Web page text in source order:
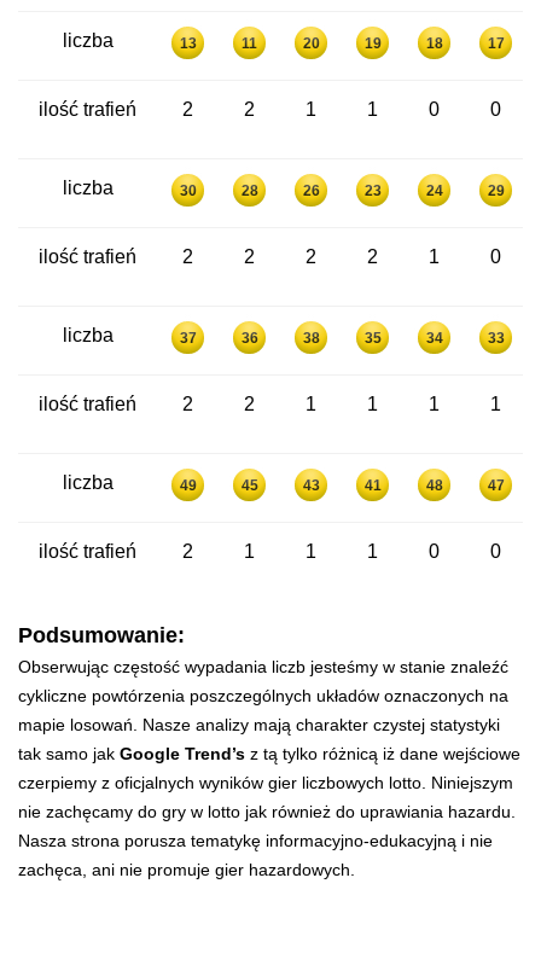
liczba 13 11 20 19 18 17
ilość trafień 2 2 1 1 0 0
liczba 30 28 26 23 24 29
ilość trafień 2 2 2 2 1 0
liczba 37 36 38 35 34 33
ilość trafień 2 2 1 1 1 1
liczba 49 45 43 41 48 47
ilość trafień 2 1 1 1 0 0
Podsumowanie:
Obserwując częstość wypadania liczb jesteśmy w stanie znaleźć
cykliczne powtórzenia poszczególnych układów oznaczonych na
mapie losowań. Nasze analizy mają charakter czystej statystyki
tak samo jak Google Trend’s z tą tylko różnicą iż dane wejściowe
czerpiemy z oficjalnych wyników gier liczbowych lotto. Niniejszym
nie zachęcamy do gry w lotto jak również do uprawiania hazardu.
Nasza strona porusza tematykę informacyjno-edukacyjną i nie
zachęca, ani nie promuje gier hazardowych.